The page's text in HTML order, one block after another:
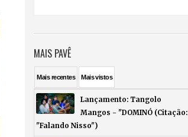
MAIS PAVÊ
Maisrecentes Maisvistos
Lançamento: Tangolo
Mangos - "DOMINÓ (Citação:
"Falando Nisso")